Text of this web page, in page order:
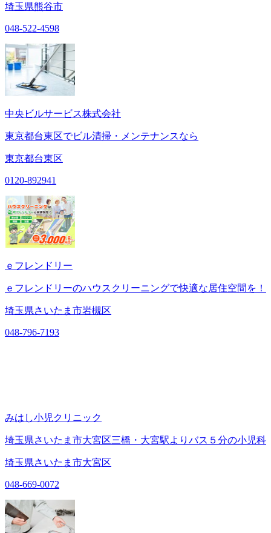
埼玉県熊谷市
048-522-4598
中央ビルサービス株式会社
東京都台東区でビル清掃・メンテナンスなら
東京都台東区
0120-892941
ｅフレンドリー
ｅフレンドリーのハウスクリーニングで快適な居住空間を！
埼玉県さいたま市岩槻区
048-796-7193
みはし小児クリニック
埼玉県さいたま市大宮区三橋・大宮駅よりバス５分の小児科
埼玉県さいたま市大宮区
048-669-0072